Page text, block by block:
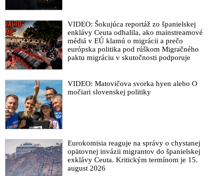
VIDEO: Šokujúca reportáž zo španielskej
enklávy Ceuta odhalila, ako mainstreamové
médiá v EÚ klamú o migrácii a prečo
európska politika pod rúškom Migračného
paktu migráciu v skutočnosti podporuje
VIDEO: Matovičova svorka hyen alebo O
močiari slovenskej politiky
Eurokomisia reaguje na správy o chystanej
opätovnej invázii migrantov do španielskej
exklávy Ceuta. Kritickým termínom je 15.
august 2026